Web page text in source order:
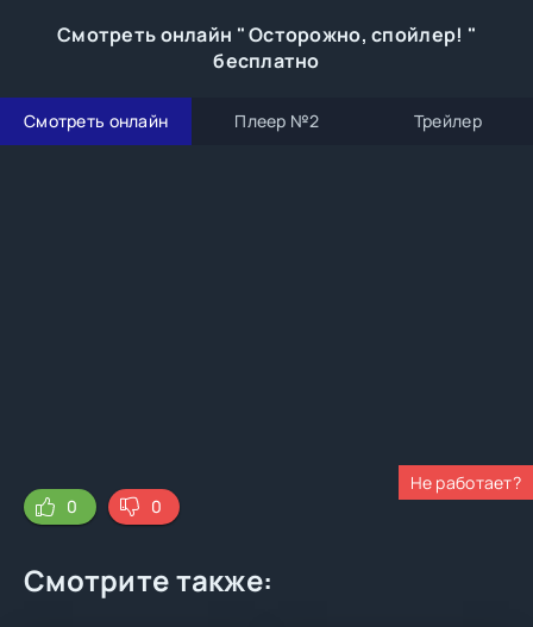
Смотреть онлайн " Осторожно, спойлер! "
бесплатно
Смотреть онлайн Плеер №2 Трейлер
Не работает?
0
0
Смотрите также: